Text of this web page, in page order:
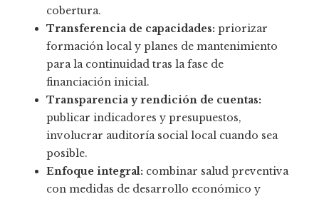
cobertura.
Transferencia de capacidades: priorizar
formación local y planes de mantenimiento
para la continuidad tras la fase de
financiación inicial.
Transparencia y rendición de cuentas:
publicar indicadores y presupuestos,
involucrar auditoría social local cuando sea
posible.
Enfoque integral: combinar salud preventiva
con medidas de desarrollo económico y